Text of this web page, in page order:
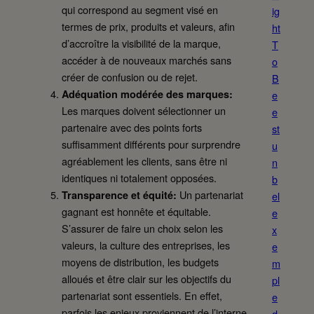
ig
ht
T
o
B
e
e
st
u
n
b
el
e
x
e
m
pl
e
qui correspond au segment visé en
termes de prix, produits et valeurs, afin
d’accroître la visibilité de la marque,
accéder à de nouveaux marchés sans
créer de confusion ou de rejet.
Adéquation modérée des marques:
Les marques doivent sélectionner un
partenaire avec des points forts
suffisamment différents pour surprendre
agréablement les clients, sans être ni
identiques ni totalement opposées.
Transparence et équité: Un partenariat
gagnant est honnête et équitable.
S’assurer de faire un choix selon les
valeurs, la culture des entreprises, les
moyens de distribution, les budgets
alloués et être clair sur les objectifs du
partenariat sont essentiels. En effet,